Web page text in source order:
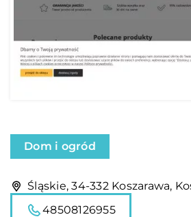
Dom i ogród
Śląskie, 34-332 Koszarawa,
48508126955